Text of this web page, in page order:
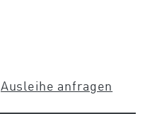
Ausleihe anfragen